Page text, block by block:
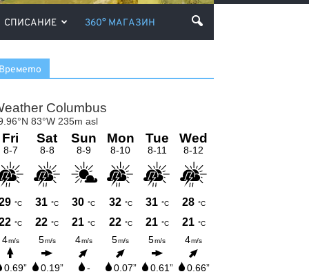
СПИСАНИЕ 360° МАГАЗИН